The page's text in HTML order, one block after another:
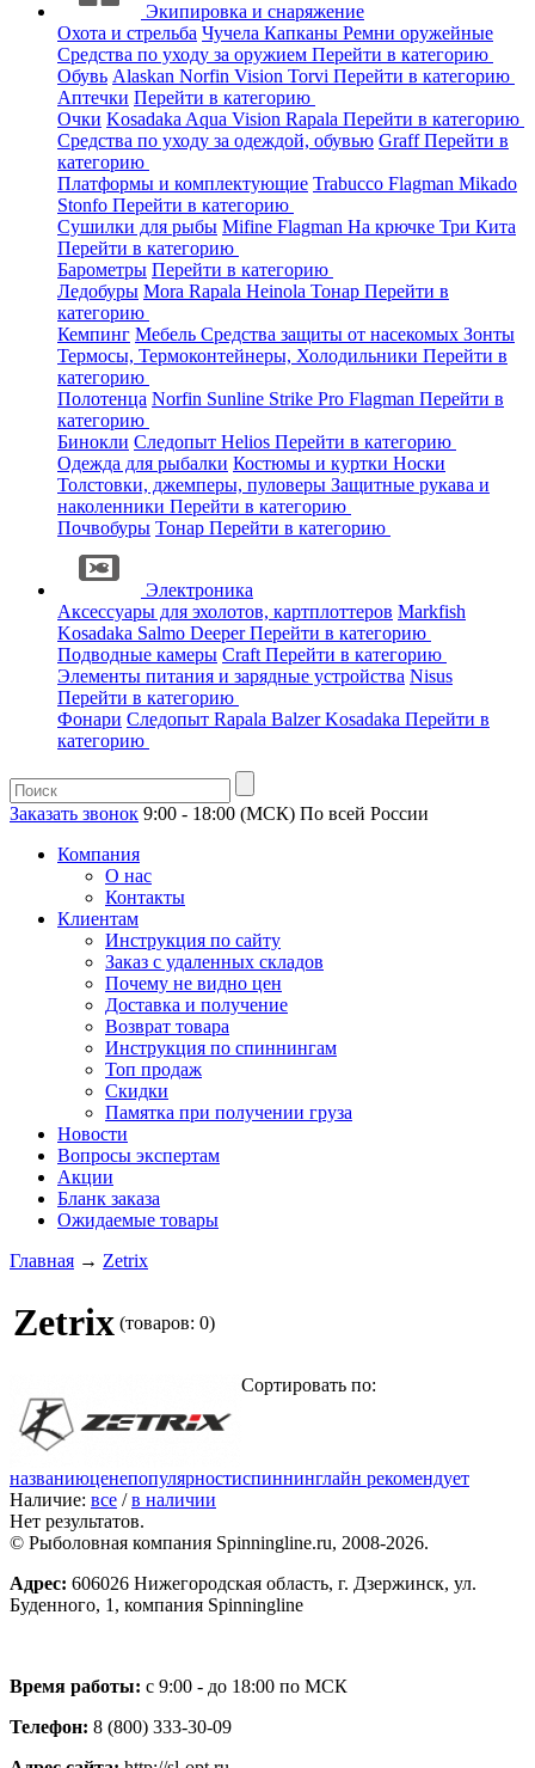
Экипировка и снаряжение
Охота и стрельба Чучела Капканы Ремни оружейные
Средства по уходу за оружием Перейти в категорию
Обувь Alaskan Norfin Vision Torvi Перейти в категорию
Аптечки Перейти в категорию
Очки Kosadaka Aqua Vision Rapala Перейти в категорию
Средства по уходу за одеждой, обувью GraffПерейти в
категорию
Платформы и комплектующие Trabucco Flagman Mikado
Stonfo Перейти в категорию
Сушилки для рыбы Mifine Flagman На крючке Три Кита
Перейти в категорию
Барометры Перейти в категорию
Ледобуры Mora Rapala Heinola Тонар Перейти в
категорию
Кемпинг Мебель Средства защиты от насекомых Зонты
Термосы, Термоконтейнеры, Холодильники Перейти в
категорию
Полотенца Norfin Sunline Strike Pro Flagman Перейти в
категорию
Бинокли Следопыт Helios Перейти в категорию
Одежда для рыбалки Костюмы и куртки Носки
Толстовки, джемперы, пуловеры Защитные рукава и
наколенники Перейти в категорию
Почвобуры Тонар Перейти в категорию
Электроника
Аксессуары для эхолотов, картплоттеров Markfish
Kosadaka Salmo DeeperПерейти в категорию
Подводные камеры Craft Перейти в категорию
Элементы питания и зарядные устройства Nisus
Перейти в категорию
Фонари Следопыт Rapala BalzerKosadaka Перейти в
категорию
Заказать звонок 9:00 - 18:00 (МСК) По всей России
Компания
О нас
Контакты
Клиентам
Инструкция по сайту
Заказ с удаленных складов
Почему не видно цен
Доставка и получение
Возврат товара
Инструкция по спиннингам
Топ продаж
Скидки
Памятка при получении груза
Новости
Вопросы экспертам
Акции
Бланк заказа
Ожидаемые товары
Главная → Zetrix
Zetrix (товаров: 0)
Сортировать по:
названиюценепопулярностиспиннинглайн рекомендует
Наличие: все /в наличии
Нет результатов.
© Рыболовная компания Spinningline.ru, 2008-2026.
Адрес: 606026 Нижегородская область, г. Дзержинск, ул.
Буденного, 1, компания Spinningline
Время работы: с 9:00 - до 18:00 по МСК
Телефон: 8 (800) 333-30-09